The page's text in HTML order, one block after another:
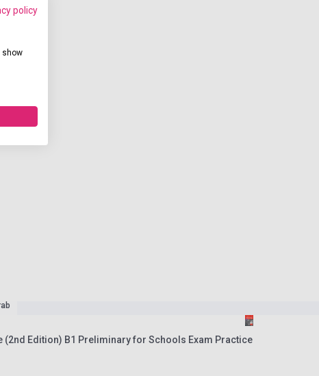
(2nd Edition) B1 Preliminary for Schools Exam Practice
policy
show